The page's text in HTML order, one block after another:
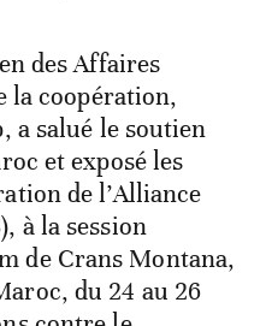
des Affaires
la coopération,
a salué le soutien
et exposé les
de l’Alliance
à la session
de Crans Montana,
du 24 au 26